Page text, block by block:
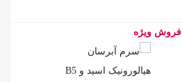
بستن
فروش ویژه